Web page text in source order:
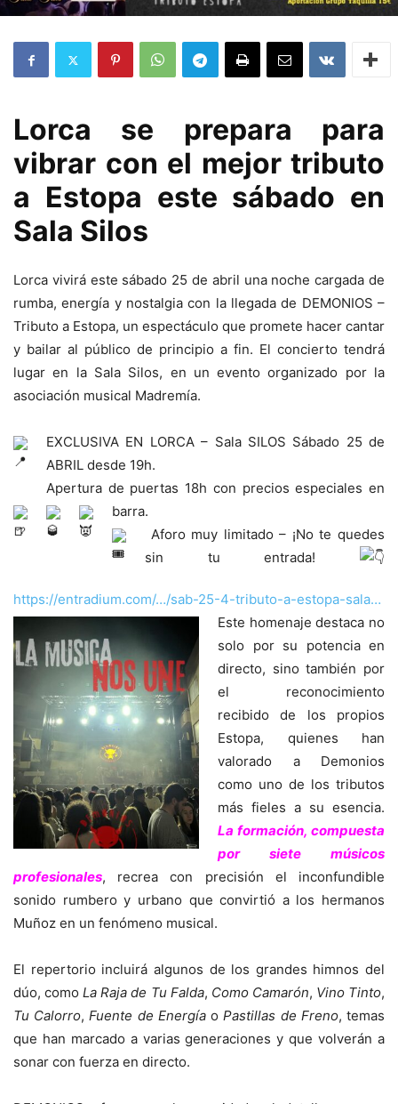
Lorca se prepara para
vibrar con el mejor tributo
a Estopa este sábado en
Sala Silos
Lorca vivirá este sábado 25 de abril una noche cargada de
rumba, energía y nostalgia con la llegada de DEMONIOS –
Tributo a Estopa, un espectáculo que promete hacer cantar
y bailar al público de principio a fin. El concierto tendrá
lugar en la Sala Silos, en un evento organizado por la
asociación musical Madremía.
EXCLUSIVA EN LORCA – Sala SILOS Sábado 25 de
ABRIL desde 19h.
Apertura de puertas 18h con precios especiales en
barra.
Aforo muy limitado – ¡No te quedes
sin tu entrada!
https://entradium.com/…/sab-25-4-tributo-a-estopa-sala…
Este homenaje destaca no
solo por su potencia en
directo, sino también por
el reconocimiento
recibido de los propios
Estopa, quienes han
valorado a Demonios
como uno de los tributos
más fieles a su esencia.
La formación, compuesta
por siete músicos
profesionales, recrea con precisión el inconfundible
sonido rumbero y urbano que convirtió a los hermanos
Muñoz en un fenómeno musical.
El repertorio incluirá algunos de los grandes himnos del
dúo, comoLa Raja de Tu Falda, Como Camarón, Vino Tinto,
Tu Calorro,Fuente de EnergíaoPastillas de Freno, temas
que han marcado a varias generaciones y que volverán a
sonar con fuerza en directo.